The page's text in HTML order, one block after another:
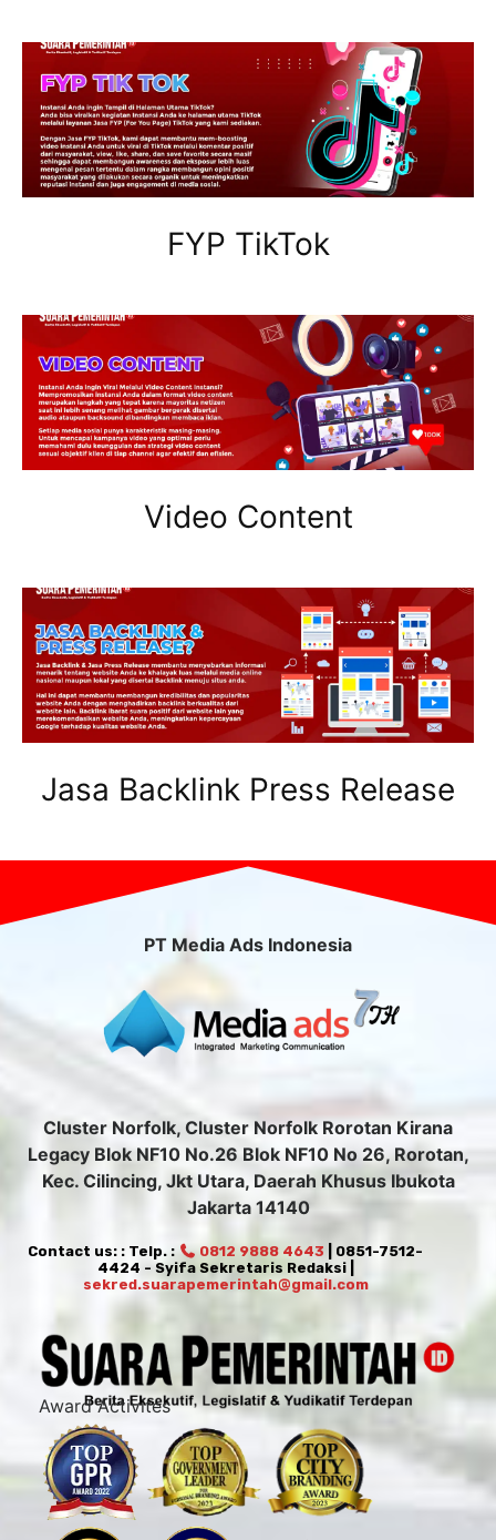
FYP TikTok
Video Content
Jasa Backlink Press Release
PT Media Ads Indonesia
Cluster Norfolk, Cluster Norfolk Rorotan Kirana
Legacy Blok NF10 No.26 Blok NF10 No 26, Rorotan,
Kec. Cilincing, Jkt Utara, Daerah Khusus Ibukota
Jakarta 14140
Contact us: : Telp. : 0812 9888 4643 | 0851-7512-
4424 - Syifa Sekretaris Redaksi |
sekred.suarapemerintah@gmail.com
Award Activites